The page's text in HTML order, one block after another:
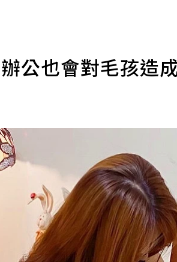
公也會對毛孩造